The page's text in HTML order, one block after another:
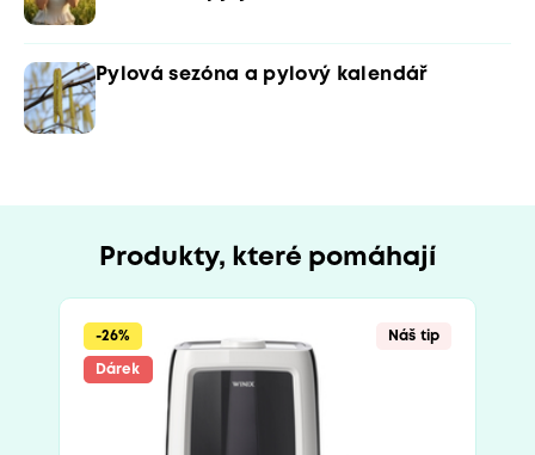
Pylová sezóna a pylový kalendář
Produkty, které pomáhají
Dárek
-26% Náš tip